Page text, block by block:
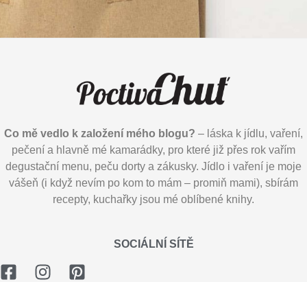
Co mě vedlo k založení mého blogu? – láska k jídlu, vaření,
pečení a hlavně mé kamarádky, pro které již přes rok vařím
degustační menu, peču dorty a zákusky. Jídlo i vaření je moje
vášeň (i když nevím po kom to mám – promiň mami), sbírám
recepty, kuchařky jsou mé oblíbené knihy.
SOCIÁLNÍ SÍTĚ